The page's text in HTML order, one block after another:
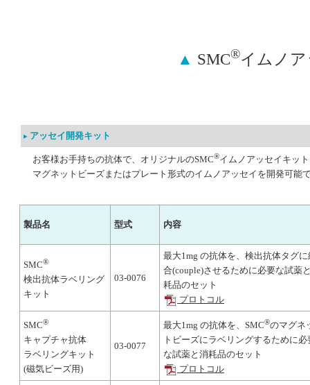
▲ SMC®イムノ
アッセイ開発キット
お客様お手持ちの抗体で、オリジナルのSMC®イムノアッセイキッ
マグネットビーズまたはプレート形式のイムノアッセイを開発可能
製品名 型式 内容
SMC®
検出抗体ラベリング
キット
03-0076
最大1mg の抗体を、検出抗体タグに
合(couple)させるために必要な試薬
耗品のセット
プロトコル
SMC®
キャプチャ抗体
ラベリングキット
(磁気ビーズ用)
03-0077
最大1mg の抗体を、SMC®のマグネ
トビーズにラベリングするために必
な試薬と消耗品のセット
プロトコル